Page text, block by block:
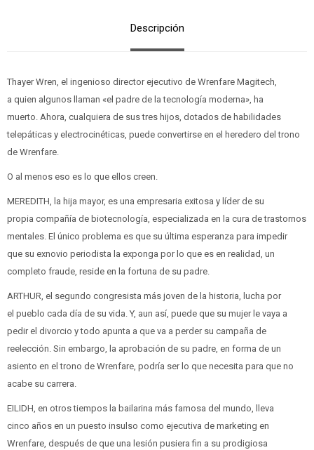
Descripción
Thayer Wren, el ingenioso director ejecutivo de Wrenfare Magitech,
a quien algunos llaman «el padre de la tecnología moderna», ha
muerto. Ahora, cualquiera de sus tres hijos, dotados de habilidades
telepáticas y electrocinéticas, puede convertirse en el heredero del trono
de Wrenfare.
O al menos eso es lo que ellos creen.
MEREDITH, la hija mayor, es una empresaria exitosa y líder de su
propia compañía de biotecnología, especializada en la cura de trastornos
mentales. El único problema es que su última esperanza para impedir
que su exnovio periodista la exponga por lo que es en realidad, un
completo fraude, reside en la fortuna de su padre.
ARTHUR, el segundo congresista más joven de la historia, lucha por
el pueblo cada día de su vida. Y, aun así, puede que su mujer le vaya a
pedir el divorcio y todo apunta a que va a perder su campaña de
reelección. Sin embargo, la aprobación de su padre, en forma de un
asiento en el trono de Wrenfare, podría ser lo que necesita para que no
acabe su carrera.
EILIDH, en otros tiempos la bailarina más famosa del mundo, lleva
cinco años en un puesto insulso como ejecutiva de marketing en
Wrenfare, después de que una lesión pusiera fin a su prodigiosa